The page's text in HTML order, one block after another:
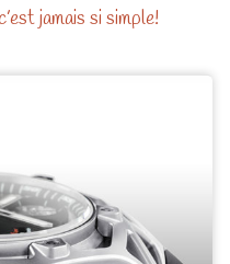
jamais si simple!